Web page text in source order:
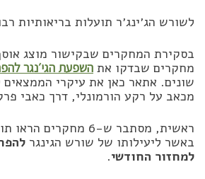
לשורש הג׳ינג׳ר תועלות בריאותיות
בסקירת המחקרים שבקישור מוצג
מחקרים שבדקו את השפעת הגי׳נגר
שונים. אתאר כאן את עיקרי הממצאים
מכאב על רקע הורמונלי, דרך כאבי
ראשית, מסתבר ש-6
באשר ליעילותו של שורש הגינגר
למחזור החודשי.